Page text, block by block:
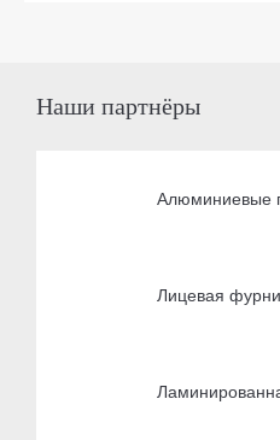
Наши партнёры
Алюминиевые
Лицевая